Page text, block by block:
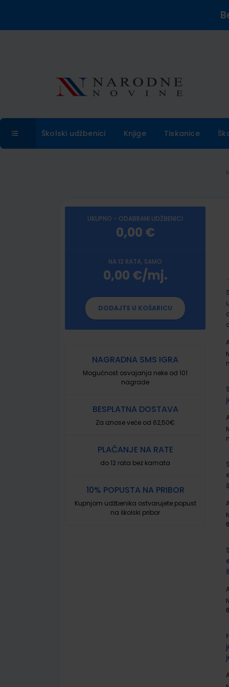
Školski udžbenici Knjige Tiskanice
UKUPNO - ODABRANI UDŽBENICI
0,00 €
NA 12 RATA, SAMO
0,00 €/mj.
DODAJTE U KOŠARICU
NAGRADNA SMS IGRA
Mogućnost osvajanja neke od 101
nagrade
BESPLATNA DOSTAVA
Za iznose veće od 62,50€
PLAĆANJE NA RATE
do 12 rata bez kamata
10% POPUSTA NA PRIBOR
Kupnjom udžbenika ostvarujete popust
na školski pribor